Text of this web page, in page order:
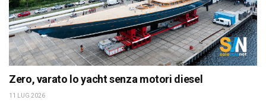
Zero, varato lo yacht senza motori diesel
11 LUG 2026